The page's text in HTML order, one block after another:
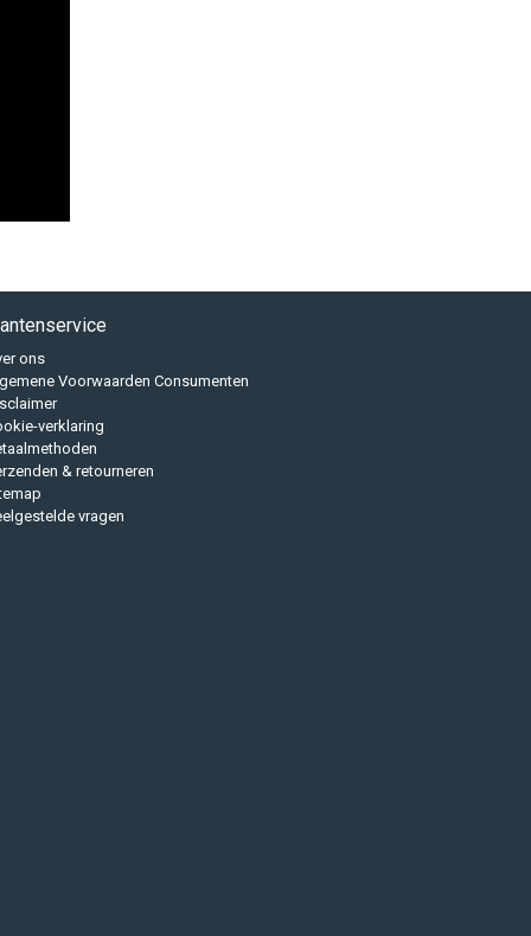
ons
Voorwaarden Consumenten
verklaring
& retourneren
vragen